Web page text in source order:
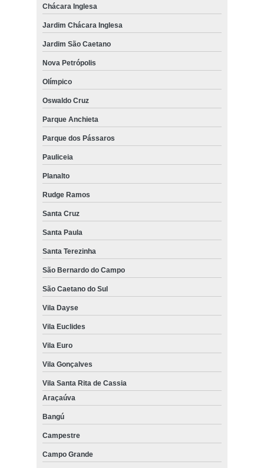
Chácara Inglesa
Jardim Chácara Inglesa
Jardim São Caetano
Nova Petrópolis
Olímpico
Oswaldo Cruz
Parque Anchieta
Parque dos Pássaros
Pauliceia
Planalto
Rudge Ramos
Santa Cruz
Santa Paula
Santa Terezinha
São Bernardo do Campo
São Caetano do Sul
Vila Dayse
Vila Euclides
Vila Euro
Vila Gonçalves
Vila Santa Rita de Cassia
Araçaúva
Bangú
Campestre
Campo Grande